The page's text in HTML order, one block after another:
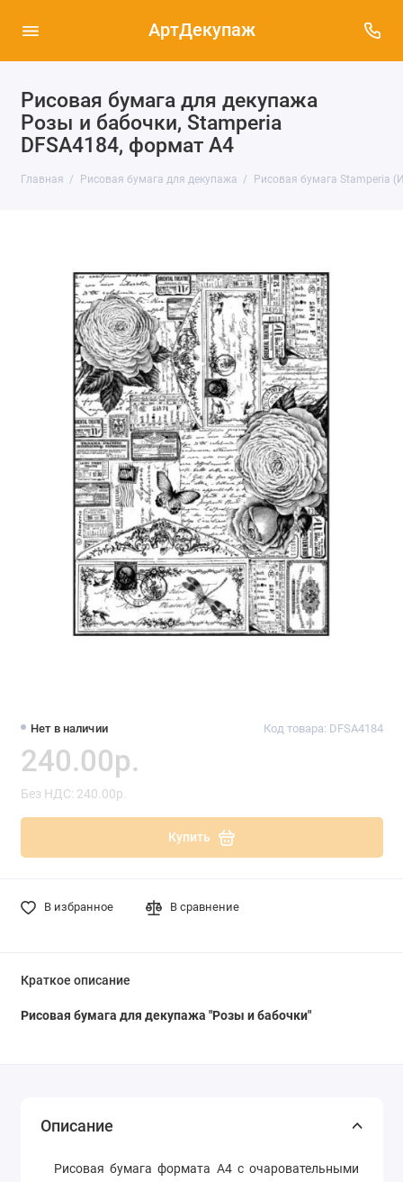
АртДекупаж
Рисовая бумага для декупажа
Розы и бабочки, Stamperia
DFSA4184, формат А4
Главная Рисовая бумага для декупажа Рисовая бумага Stamperia
Нет в наличии Код товара: DFSA4184
240.00р.
Без НДС: 240.00р.
Купить
В избранное В сравнение
Краткое описание
Рисовая бумага для декупажа "Розы и бабочки"
Описание
Рисовая бумага формата А4 с очаровательными